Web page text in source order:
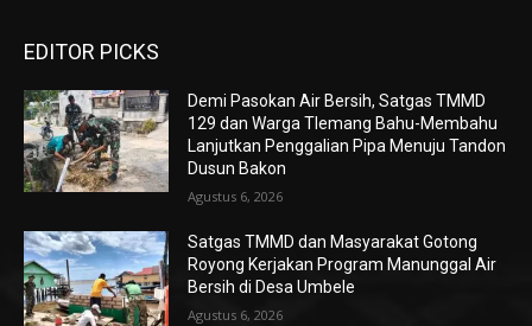
EDITOR PICKS
Demi Pasokan Air Bersih, Satgas TMMD
129 dan Warga Tlemang Bahu-Membahu
Lanjutkan Penggalian Pipa Menuju Tandon
Dusun Bakon
Agustus 6, 2026
Satgas TMMD dan Masyarakat Gotong
Royong Kerjakan Program Manunggal Air
Bersih di Desa Umbele
Agustus 6, 2026